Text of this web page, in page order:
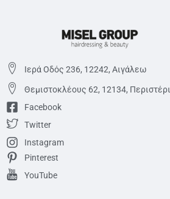
Ιερά Οδός 236, 12242, Αιγάλεω
Θεμιστoκλέους 62, 12134, Περιστέρι
Facebook
Twitter
Instagram
Pinterest
YouTube